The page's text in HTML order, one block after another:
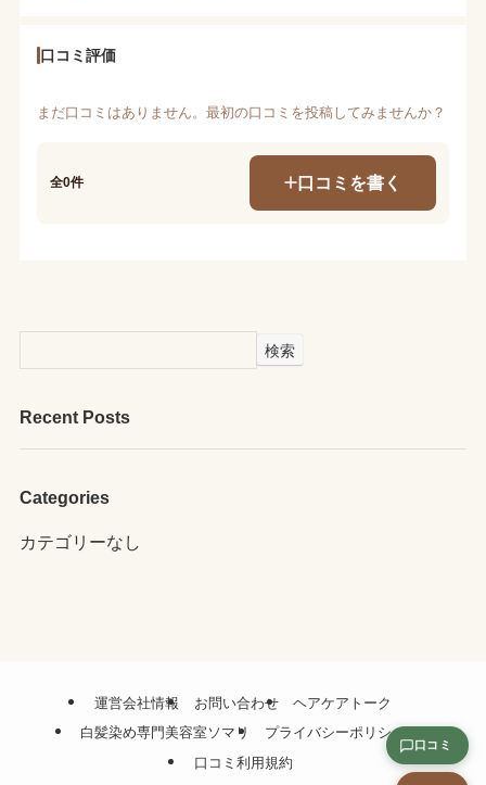
口コミ評価
まだ口コミはありません。最初の口コミを投稿してみませんか？
全0件 口コミを書く
検索
Recent Posts
Categories
カテゴリーなし
運営会社情報 お問い合わせ
ヘアケアトーク
白髪染め専門美容室ソマリ
プライバシーポリシー
口コミ利用規約
口コミ